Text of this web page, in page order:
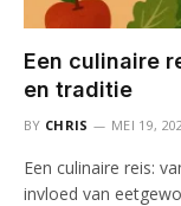
Een culinaire
en traditie
BY CHRIS MEI 19,
Een culinaire reis:
invloed van